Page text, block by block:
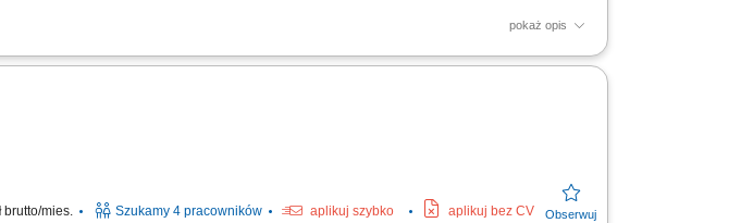
pokaż opis
biznesowych, rekomendowanie działań zwiększających skuteczność kampanii
brutto/mies. Szukamy 4 pracowników aplikuj szybko aplikuj bez CV